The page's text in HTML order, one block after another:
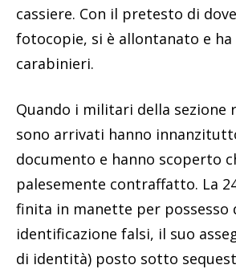
cassiere. Con il pretesto di
fotocopie, si è allontanato e
carabinieri.
Quando i militari della sezione
sono arrivati hanno
documento e hanno scoperto
palesemente contraffatto. La
finita in manette per possesso
identificazione falsi, il suo
di identità) posto sotto